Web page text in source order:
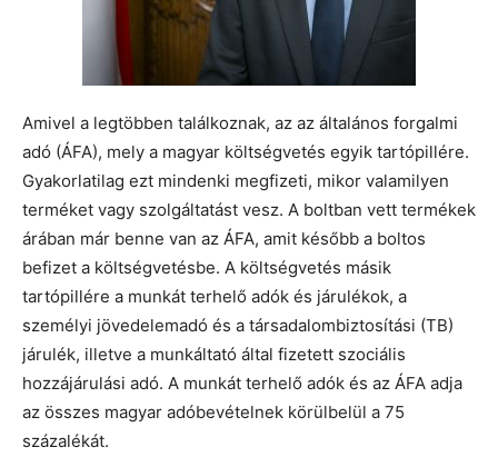
Amivel a legtöbben találkoznak, az az általános forgalmi
adó (ÁFA), mely a magyar költségvetés egyik tartópillére.
Gyakorlatilag ezt mindenki megfizeti, mikor valamilyen
terméket vagy szolgáltatást vesz. A boltban vett termékek
árában már benne van az ÁFA, amit később a boltos
befizet a költségvetésbe. A költségvetés másik
tartópillére a munkát terhelő adók és járulékok, a
személyi jövedelemadó és a társadalombiztosítási (TB)
járulék, illetve a munkáltató által fizetett szociális
hozzájárulási adó. A munkát terhelő adók és az ÁFA adja
az összes magyar adóbevételnek körülbelül a 75
százalékát.